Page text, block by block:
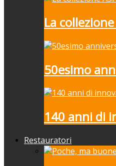
La
50esimo
140 anni di
Restauratori